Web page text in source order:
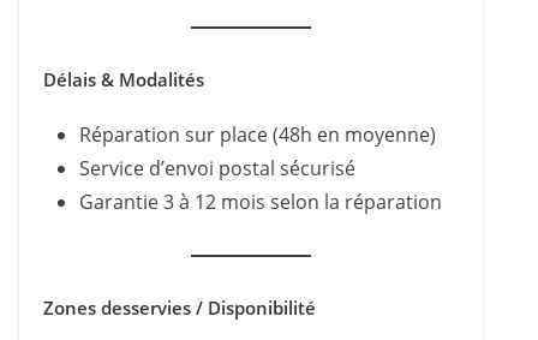
Délais & Modalités
Réparation sur place (48h en moyenne)
Service d’envoi postal sécurisé
Garantie 3 à 12 mois selon la réparation
Zones desservies / Disponibilité